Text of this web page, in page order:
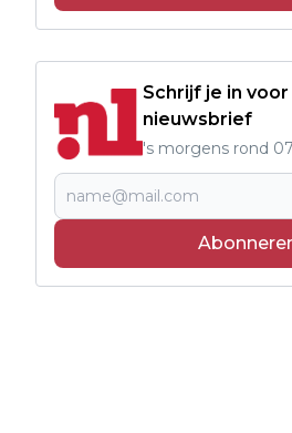
Schrijf je in
nieuwsbrief
's morgens rond